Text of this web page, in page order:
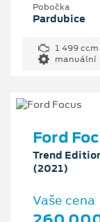
Pobočka
Pardubice
1 499 ccm
manuální
Ford
Trend
(2021)
Vaše cena